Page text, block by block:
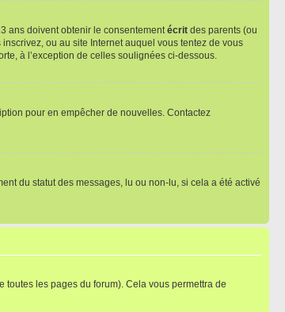
ans doivent obtenir le consentementécrit des parents (ou
ou au site Internet auquel vous tentez de vous
à l’exception de celles soulignées ci-dessous.
pour en empêcher de nouvelles. Contactez
du statut des messages, lu ou non-lu, si cela a été activé
les pages du forum). Cela vous permettra de